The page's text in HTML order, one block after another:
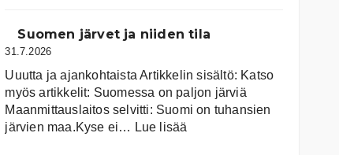
Suomen järvet ja niiden tila
31.7.2026
Uuutta ja ajankohtaista Artikkelin sisältö: Katso
myös artikkelit: Suomessa on pal­jon jär­viä
Maanmittauslaitos selvitti: Suomi on tuhansien
järvien maa.Kyse ei… Lue lisää